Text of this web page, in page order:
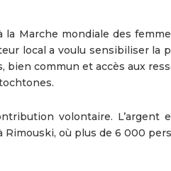
Marche mondiale des
local a voulu sensibiliser la
bien commun et accès aux
volontaire. L’argent
où plus de 6 000